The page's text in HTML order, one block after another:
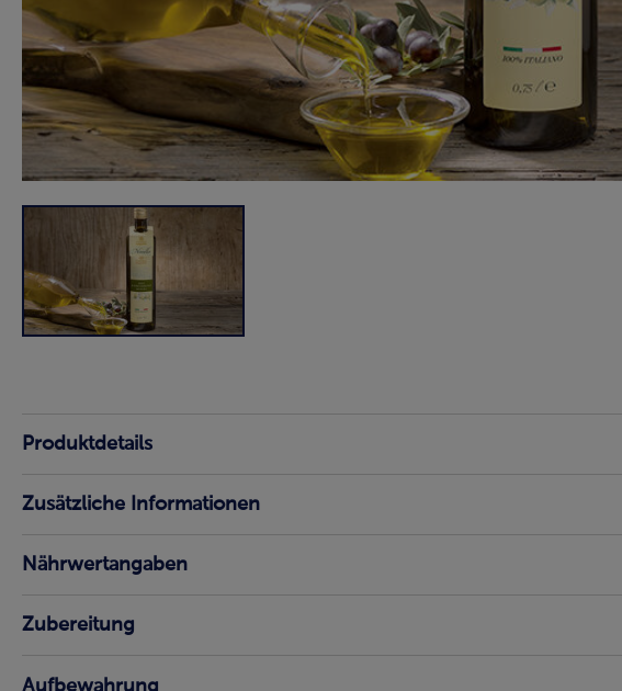
Produktdetails
Zusätzliche Informationen
Nährwertangaben
Zubereitung
Aufbewahrung